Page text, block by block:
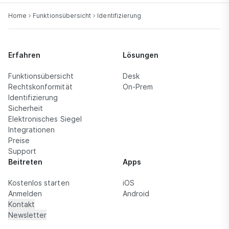
Home Funktionsübersicht Identifizierung
Erfahren
Funktionsübersicht
Rechtskonformität
Identifizierung
Sicherheit
Elektronisches Siegel
Integrationen
Preise
Support
Lösungen
Desk
On-Prem
Beitreten
Kostenlos starten
Anmelden
Kontakt
Newsletter
Apps
iOS
Android